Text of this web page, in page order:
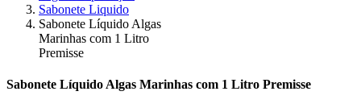
Sabonete Liquido
Sabonete Líquido Algas
Marinhas com 1 Litro
Premisse
Sabonete Líquido Algas Marinhas com 1 Litro Premisse